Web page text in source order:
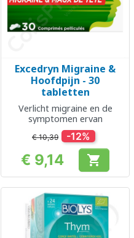
Excedryn Migraine &
Hoofdpijn - 30
tabletten
Verlicht migraine en de
symptomen ervan
€ 10,39 -12%
Prijs
€ 9,14 